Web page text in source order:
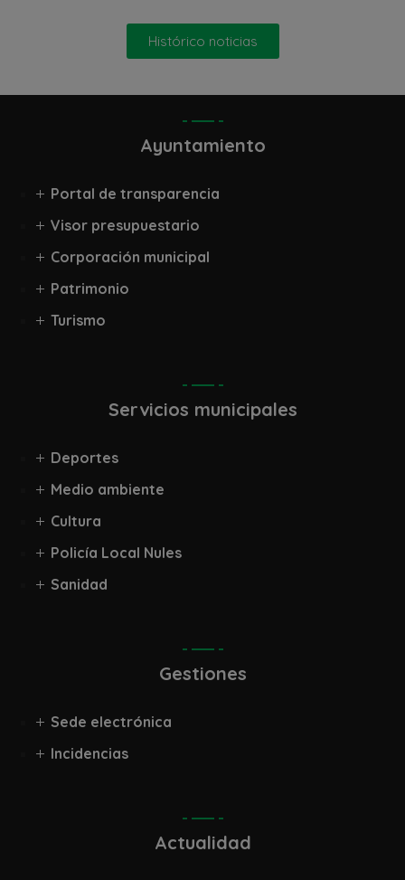
Histórico noticias
Ayuntamiento
Portal de transparencia
Visor presupuestario
Corporación municipal
Patrimonio
Turismo
Servicios municipales
Deportes
Medio ambiente
Cultura
Policía Local Nules
Sanidad
Gestiones
Sede electrónica
Incidencias
Actualidad